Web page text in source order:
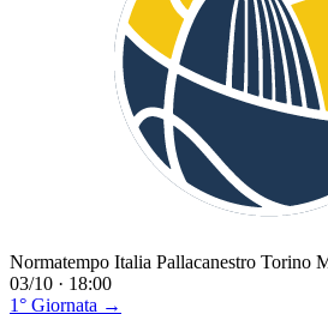
Normatempo Italia Pallacanestro Torino
03/10 · 18:00
1° Giornata →